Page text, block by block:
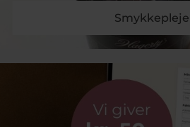
Smykkepleje